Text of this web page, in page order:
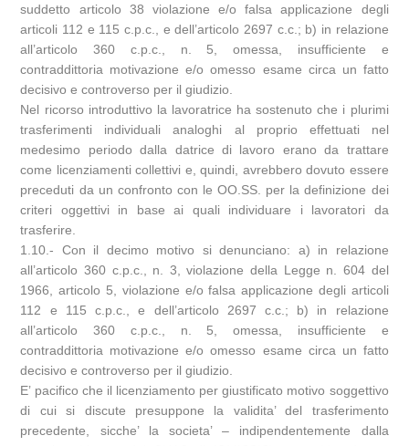
suddetto articolo 38 violazione e/o falsa applicazione degli
articoli 112 e 115 c.p.c., e dell’articolo 2697 c.c.; b) in relazione
all’articolo 360 c.p.c., n. 5, omessa, insufficiente e
contraddittoria motivazione e/o omesso esame circa un fatto
decisivo e controverso per il giudizio.
Nel ricorso introduttivo la lavoratrice ha sostenuto che i plurimi
trasferimenti individuali analoghi al proprio effettuati nel
medesimo periodo dalla datrice di lavoro erano da trattare
come licenziamenti collettivi e, quindi, avrebbero dovuto essere
preceduti da un confronto con le OO.SS. per la definizione dei
criteri oggettivi in base ai quali individuare i lavoratori da
trasferire.
1.10.- Con il decimo motivo si denunciano: a) in relazione
all’articolo 360 c.p.c., n. 3, violazione della Legge n. 604 del
1966, articolo 5, violazione e/o falsa applicazione degli articoli
112 e 115 c.p.c., e dell’articolo 2697 c.c.; b) in relazione
all’articolo 360 c.p.c., n. 5, omessa, insufficiente e
contraddittoria motivazione e/o omesso esame circa un fatto
decisivo e controverso per il giudizio.
E’ pacifico che il licenziamento per giustificato motivo soggettivo
di cui si discute presuppone la validita’ del trasferimento
precedente, sicche’ la societa’ – indipendentemente dalla